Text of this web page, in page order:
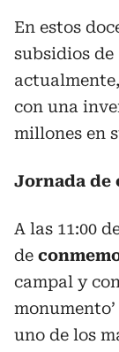
En estos
subsidios
con una
millones en
Jornada de
A las 11:00
de
campal y
monumento’
uno de los